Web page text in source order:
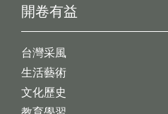
開卷有益
台灣采風
生活藝術
文化歷史